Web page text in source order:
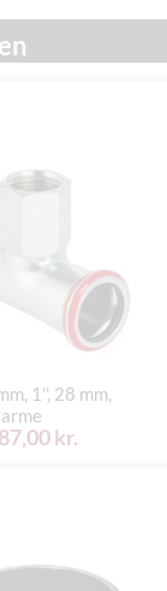
1'', 28 mm,
87,00 kr.